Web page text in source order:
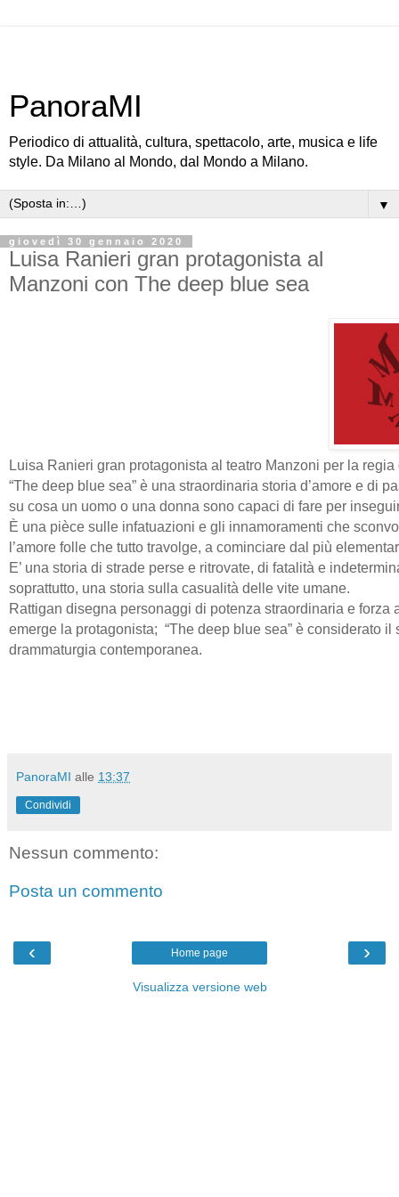
PanoraMI
Periodico di attualità, cultura, spettacolo, arte, musica e life
style. Da Milano al Mondo, dal Mondo a Milano.
▼
giovedì 30 gennaio 2020
Luisa Ranieri gran protagonista al
Manzoni con The deep blue sea
Luisa Ranieri gran protagonista al teatro Manzoni per la
“The deep blue sea” è una straordinaria storia d’amore e di
su cosa un uomo o una donna sono capaci di fare per
È una pièce sulle infatuazioni e gli innamoramenti che
l’amore folle che tutto travolge, a cominciare dal più
E’ una storia di strade perse e ritrovate, di fatalità e
soprattutto, una storia sulla casualità delle vite umane.
Rattigan disegna personaggi di potenza straordinaria e forza
emerge la protagonista; “The deep blue sea” è considerato
drammaturgia contemporanea.
PanoraMI alle 13:37
Condividi
Nessun commento:
Posta un commento
‹ ›
Home page
Visualizza versione web